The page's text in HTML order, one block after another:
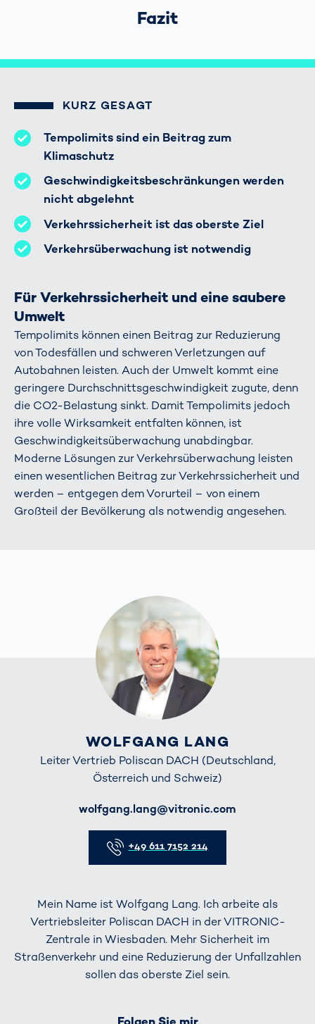
Fazit
KURZ GESAGT
Tempolimits sind ein Beitrag zum
Klimaschutz
Geschwindigkeitsbeschränkungen werden
nicht abgelehnt
Verkehrssicherheit ist das oberste Ziel
Verkehrsüberwachung ist notwendig
Für Verkehrssicherheit und eine saubere
Umwelt
Tempolimits können einen Beitrag zur Reduzierung
von Todesfällen und schweren Verletzungen auf
Autobahnen leisten. Auch der Umwelt kommt eine
geringere Durchschnittsgeschwindigkeit zugute, denn
die CO2-Belastung sinkt. Damit Tempolimits jedoch
ihre volle Wirksamkeit entfalten können, ist
Geschwindigkeitsüberwachung unabdingbar.
Moderne Lösungen zur Verkehrsüberwachung leisten
einen wesentlichen Beitrag zur Verkehrssicherheit und
werden – entgegen dem Vorurteil – von einem
Großteil der Bevölkerung als notwendig angesehen.
WOLFGANG LANG
Leiter Vertrieb Poliscan DACH (Deutschland,
Österreich und Schweiz)
wolfgang.lang@vitronic.com
+49 611 7152 214
Mein Name ist Wolfgang Lang. Ich arbeite als
Vertriebsleiter Poliscan DACH in der VITRONIC-
Zentrale in Wiesbaden. Mehr Sicherheit im
Straßenverkehr und eine Reduzierung der Unfallzahlen
sollen das oberste Ziel sein.